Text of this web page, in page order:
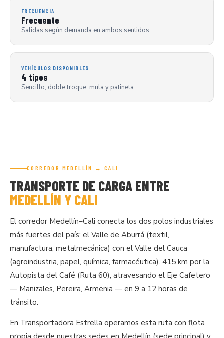
FRECUENCIA
Frecuente
Salidas según demanda en ambos sentidos
VEHÍCULOS DISPONIBLES
4 tipos
Sencillo, doble troque, mula y patineta
CORREDOR MEDELLÍN ↔ CALI
TRANSPORTE DE CARGA ENTRE
MEDELLÍN Y CALI
El corredor Medellín–Cali conecta los dos polos industriales
más fuertes del país: el Valle de Aburrá (textil,
manufactura, metalmecánica) con el Valle del Cauca
(agroindustria, papel, química, farmacéutica). 415 km por la
Autopista del Café (Ruta 60), atravesando el Eje Cafetero
— Manizales, Pereira, Armenia — en 9 a 12 horas de
tránsito.
En Transportadora Estrella operamos esta ruta con flota